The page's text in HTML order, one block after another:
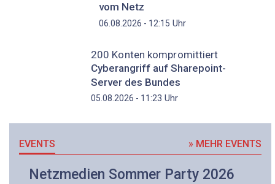
vom Netz
06.08.2026 - 12:15 Uhr
200 Konten kompromittiert
Cyberangriff auf Sharepoint-
Server des Bundes
05.08.2026 - 11:23 Uhr
EVENTS » MEHR EVENTS
Netzmedien Sommer Party 2026